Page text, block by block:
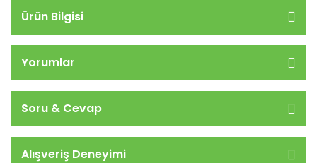
Ürün Bilgisi
Yorumlar
Soru & Cevap
Alışveriş Deneyimi